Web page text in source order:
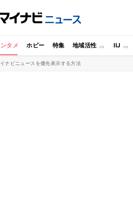
タメ ホビー 特集 地域活性 IIJ
ナビニュースを優先表示する方法